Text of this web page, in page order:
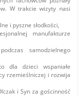
W trakcie wizyty nasi
i pyszne słodkości,
manufakturze
samodzielnego
dla dzieci wspaniałe
rzemieślniczej i rozwija
i Syn za gościnność